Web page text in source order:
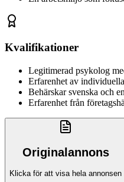
Kvalifikationer
Legitimerad psykolog
Erfarenhet av
Behärskar svenska och
Erfarenhet från
Originalannons
Klicka för att visa hela annonsen